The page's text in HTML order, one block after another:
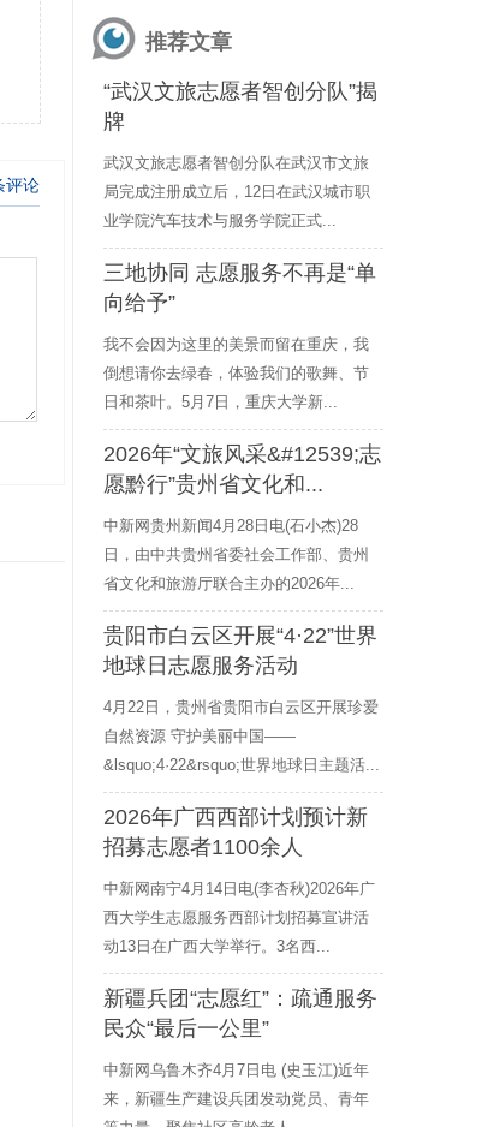
推荐文章
“武汉文旅志愿者智创分队”揭
牌
武汉文旅志愿者智创分队在武汉市文旅
局完成注册成立后，12日在武汉城市职
业学院汽车技术与服务学院正式...
三地协同 志愿服务不再是“单
向给予”
我不会因为这里的美景而留在重庆，我
倒想请你去绿春，体验我们的歌舞、节
日和茶叶。5月7日，重庆大学新...
2026年“文旅风采&#12539;志
愿黔行”贵州省文化和...
中新网贵州新闻4月28日电(石小杰)28
日，由中共贵州省委社会工作部、贵州
省文化和旅游厅联合主办的2026年...
贵阳市白云区开展“4·22”世界
地球日志愿服务活动
4月22日，贵州省贵阳市白云区开展珍爱
自然资源 守护美丽中国——
&lsquo;4·22&rsquo;世界地球日主题活...
2026年广西西部计划预计新
招募志愿者1100余人
中新网南宁4月14日电(李杏秋)2026年广
西大学生志愿服务西部计划招募宣讲活
动13日在广西大学举行。3名西...
新疆兵团“志愿红”：疏通服务
民众“最后一公里”
中新网乌鲁木齐4月7日电 (史玉江)近年
来，新疆生产建设兵团发动党员、青年